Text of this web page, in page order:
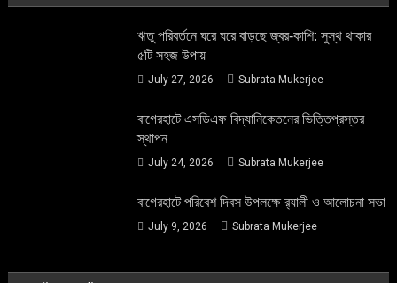
ঋতু পরিবর্তনে ঘরে ঘরে বাড়ছে জ্বর-কাশি: সুস্থ থাকার
৫টি সহজ উপায়
July 27, 2026 Subrata Mukerjee
বাগেরহাটে এসডিএফ বিদ্যানিকেতনের ভিত্তিপ্রস্তর
স্থাপন
July 24, 2026 Subrata Mukerjee
বাগেরহাটে পরিবেশ দিবস উপলক্ষে র‌্যালী ও আলোচনা সভা
July 9, 2026 Subrata Mukerjee